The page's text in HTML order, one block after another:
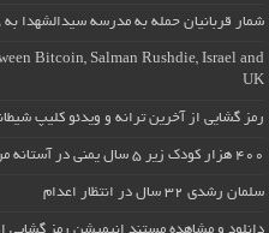
شمار قربانیان حمله به مدرسه سیدالشهدا به ۸۵ نفر رسید
Bitcoin, Salman Rushdie, Israel and
UK
رمز گشایی از آخرین ترانه و ویدئو کلیپ
۴۰۰ هزار کودک زیر ۵ سال یمنی در آستانه مرگ از گرسنگی
سلمان رشدی ۳۲ سال در انتظار اعدام